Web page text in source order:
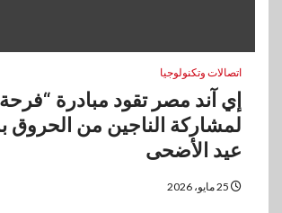
اتصالات وتكنولوجيا
إي آند مصر تقود مبادرة “فرحة
لمشاركة الناجين من الحروق
عيد الأضحى